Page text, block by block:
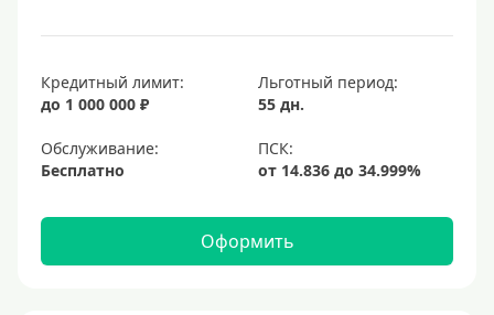
Кредитный лимит:
до 1 000 000 ₽
Льготный период:
55 дн.
Обслуживание:
Бесплатно
Оформить